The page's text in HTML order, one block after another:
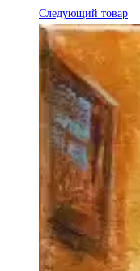
Следующий товар